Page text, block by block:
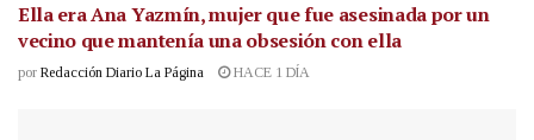
Ella era Ana Yazmín, mujer que fue asesinada por un
vecino que mantenía una obsesión con ella
por Redacción Diario La Página HACE 1 DÍA